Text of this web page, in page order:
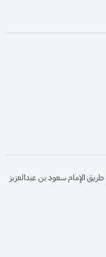
opens in new
الإمام سعود بن عبدالعزيز